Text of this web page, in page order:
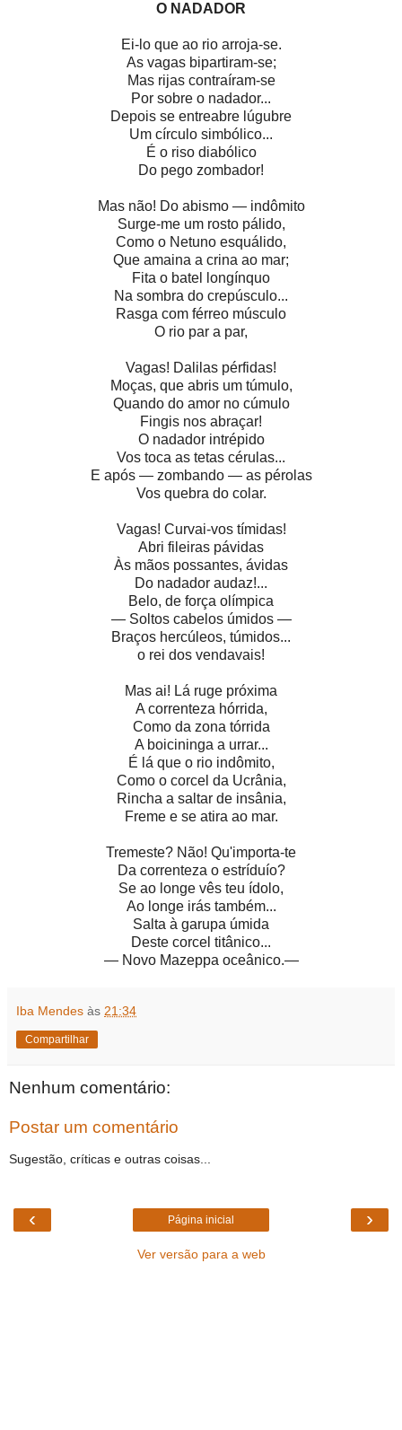
O NADADOR
Ei-lo que ao rio arroja-se.
As vagas bipartiram-se;
Mas rijas contraíram-se
Por sobre o nadador...
Depois se entreabre lúgubre
Um círculo simbólico...
É o riso diabólico
Do pego zombador!
Mas não! Do abismo — indômito
Surge-me um rosto pálido,
Como o Netuno esquálido,
Que amaina a crina ao mar;
Fita o batel longínquo
Na sombra do crepúsculo...
Rasga com férreo músculo
O rio par a par,
Vagas! Dalilas pérfidas!
Moças, que abris um túmulo,
Quando do amor no cúmulo
Fingis nos abraçar!
O nadador intrépido
Vos toca as tetas cérulas...
E após — zombando — as pérolas
Vos quebra do colar.
Vagas! Curvai-vos tímidas!
Abri fileiras pávidas
Às mãos possantes, ávidas
Do nadador audaz!...
Belo, de força olímpica
— Soltos cabelos úmidos —
Braços hercúleos, túmidos...
o rei dos vendavais!
Mas ai! Lá ruge próxima
A correnteza hórrida,
Como da zona tórrida
A boicininga a urrar...
É lá que o rio indômito,
Como o corcel da Ucrânia,
Rincha a saltar de insânia,
Freme e se atira ao mar.
Tremeste? Não! Qu'importa-te
Da correnteza o estríduío?
Se ao longe vês teu ídolo,
Ao longe irás também...
Salta à garupa úmida
Deste corcel titânico...
— Novo Mazeppa oceânico.—
Iba Mendes às 21:34
Compartilhar
Nenhum comentário:
Postar um comentário
Sugestão, críticas e outras coisas...
‹ ›
Página inicial
Ver versão para a web